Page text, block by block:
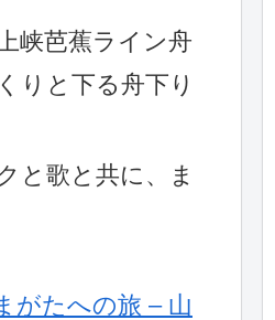
峡芭蕉ライン舟
りと下る舟下り
と歌と共に、ま
がたへの旅 – 山